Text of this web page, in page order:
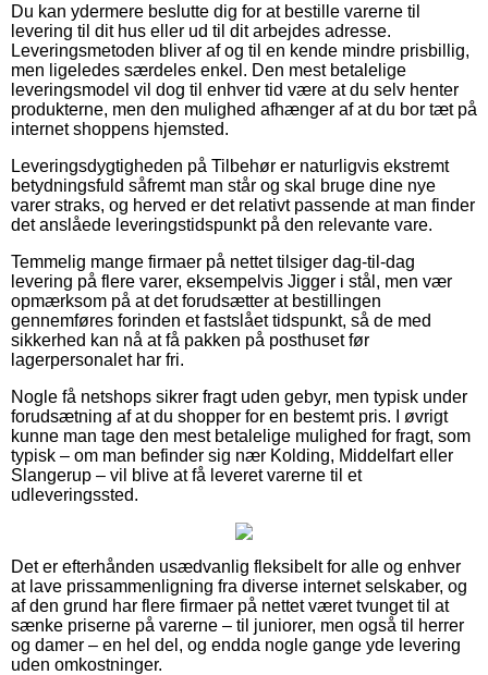
Du kan ydermere beslutte dig for at bestille varerne til
levering til dit hus eller ud til dit arbejdes adresse.
Leveringsmetoden bliver af og til en kende mindre prisbillig,
men ligeledes særdeles enkel. Den mest betalelige
leveringsmodel vil dog til enhver tid være at du selv henter
produkterne, men den mulighed afhænger af at du bor tæt på
internet shoppens hjemsted.
Leveringsdygtigheden på Tilbehør er naturligvis ekstremt
betydningsfuld såfremt man står og skal bruge dine nye
varer straks, og herved er det relativt passende at man finder
det anslåede leveringstidspunkt på den relevante vare.
Temmelig mange firmaer på nettet tilsiger dag-til-dag
levering på flere varer, eksempelvis Jigger i stål, men vær
opmærksom på at det forudsætter at bestillingen
gennemføres forinden et fastslået tidspunkt, så de med
sikkerhed kan nå at få pakken på posthuset før
lagerpersonalet har fri.
Nogle få netshops sikrer fragt uden gebyr, men typisk under
forudsætning af at du shopper for en bestemt pris. I øvrigt
kunne man tage den mest betalelige mulighed for fragt, som
typisk – om man befinder sig nær Kolding, Middelfart eller
Slangerup – vil blive at få leveret varerne til et
udleveringssted.
Det er efterhånden usædvanlig fleksibelt for alle og enhver
at lave prissammenligning fra diverse internet selskaber, og
af den grund har flere firmaer på nettet været tvunget til at
sænke priserne på varerne – til juniorer, men også til herrer
og damer – en hel del, og endda nogle gange yde levering
uden omkostninger.